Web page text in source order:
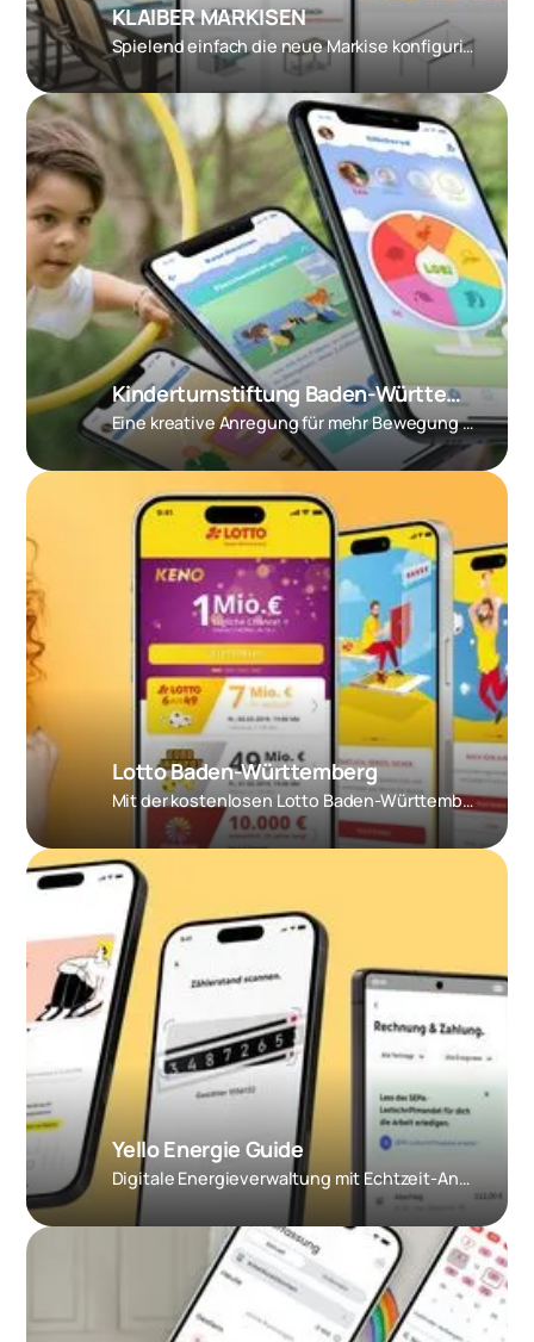
KLAIBER MARKISEN
Spielend einfach die neue Markise konfigurieren und testen
Kinderturnstiftung Baden-Württemberg – Kitu-App
Eine kreative Anregung für mehr Bewegung im Alltag!
Lotto Baden-Württemberg
Mit der kostenlosen Lotto Baden-Württemberg App, direkt das Originalspiel jederzeit und überall sicher spielen.
Yello Energie Guide
Digitale Energieverwaltung mit Echtzeit-Analysen